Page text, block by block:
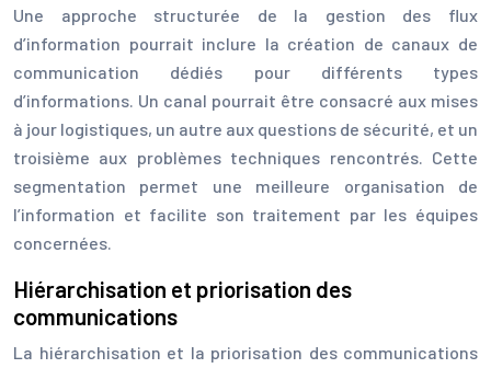
Une approche structurée de la gestion des flux
d’information pourrait inclure la création de canaux de
communication dédiés pour différents types
d’informations. Un canal pourrait être consacré aux mises
à jour logistiques, un autre aux questions de sécurité, et un
troisième aux problèmes techniques rencontrés. Cette
segmentation permet une meilleure organisation de
l’information et facilite son traitement par les équipes
concernées.
Hiérarchisation et priorisation des
communications
La hiérarchisation et la priorisation des communications